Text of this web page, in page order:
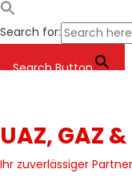
Search for:
Search Button
UAZ, GAZ
Ihr zuverlässiger